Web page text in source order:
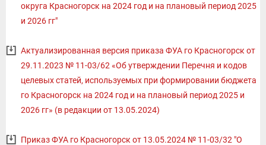
округа Красногорск на 2024 год и на плановый период 2025
и 2026 гг"
Актуализированная версия приказа ФУА го Красногорск от
29.11.2023 № 11-03/62 «Об утверждении Перечня и кодов
целевых статей, используемых при формировании бюджета
го Красногорск на 2024 год и на плановый период 2025 и
2026 гг» (в редакции от 13.05.2024)
Приказ ФУА го Красногорск от 13.05.2024 № 11-03/32 "О